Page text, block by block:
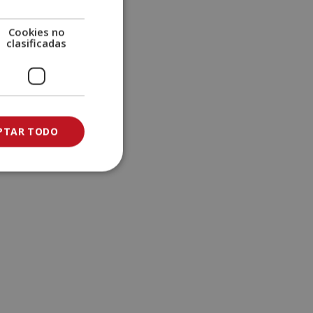
:
Cookies no
clasificadas
TODO